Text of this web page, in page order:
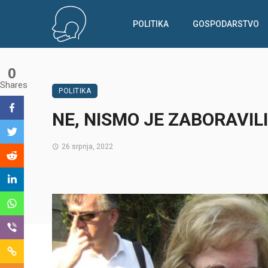
POLITIKA GOSPODARSTVO
POLITIKA
NE, NISMO JE
26 srpnja, 2022
0
Shares